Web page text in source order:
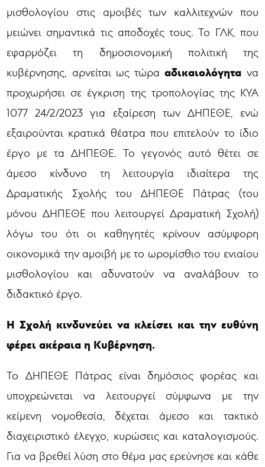
μισθολογίου στις αμοιβές των καλλιτεχνών που
μειώνει σημαντικά τις αποδοχές τους. Το ΓΛΚ, που
εφαρμόζει τη δημοσιονομική πολιτική της
κυβέρνησης, αρνείται ως τώρααδικαιολόγητα να
προχωρήσει σε έγκριση της τροπολογίας της ΚΥΑ
1077 24/2/2023 για εξαίρεση των ΔΗΠΕΘΕ, ενώ
εξαιρούνται κρατικά θέατρα που επιτελούν το ίδιο
έργο με τα ΔΗΠΕΘΕ. Το γεγονός αυτό θέτει σε
άμεσο κίνδυνο τη λειτουργία ιδιαίτερα της
Δραματικής Σχολής του ΔΗΠΕΘΕ Πάτρας (του
μόνου ΔΗΠΕΘΕ που λειτουργεί Δραματική Σχολή)
λόγω του ότι οι καθηγητές κρίνουν ασύμφορη
οικονομικά την αμοιβή με το ωρομίσθιο του ενιαίου
μισθολογίου και αδυνατούν να αναλάβουν το
διδακτικό έργο.
Η Σχολή κινδυνεύει να κλείσει και την ευθύνη
φέρει ακέραια η Κυβέρνηση.
Το ΔΗΠΕΘΕ Πάτρας είναι δημόσιος φορέας και
υποχρεώνεται να λειτουργεί σύμφωνα με την
κείμενη νομοθεσία, δέχεται άμεσο και τακτικό
διαχειριστικό έλεγχο, κυρώσεις και καταλογισμούς.
Για να βρεθεί λύση στο θέμα μας ερεύνησε και κάθε